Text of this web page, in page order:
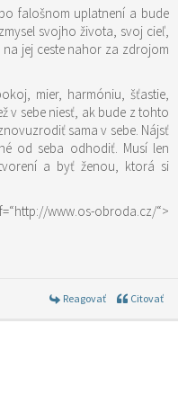
falošnom uplatnení a bude
svojho života, svoj cieľ,
jej ceste nahor za zdrojom
mier, harmóniu, šťastie,
v sebe niesť, ak bude z tohto
sama v sebe. Nájsť
od seba odhodiť. Musí len
a byť ženou, ktorá si
www.os-obroda.cz/“>
Reagovať Citovať